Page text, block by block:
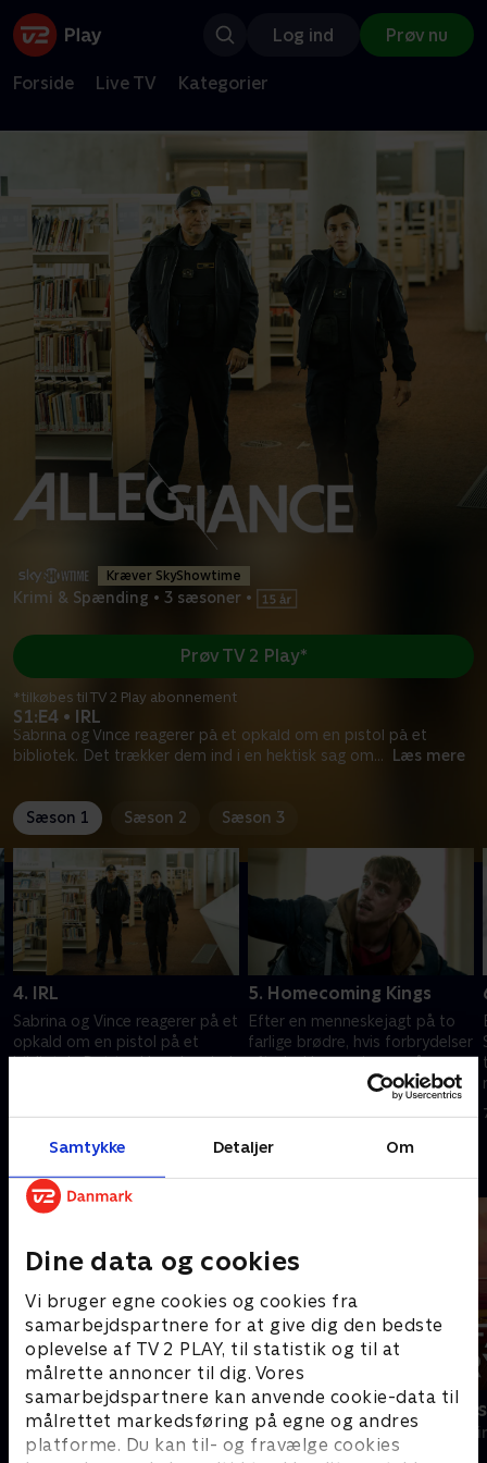
Samtykke Detaljer Om
Dine data og cookies
Vi bruger egne cookies og cookies fra
samarbejdspartnere for at give dig den bedste
oplevelse af TV 2 PLAY, til statistik og til at
målrette annoncer til dig. Vores
samarbejdspartnere kan anvende cookie-data til
målrettet markedsføring på egne og andres
platforme. Du kan til- og fravælge cookies
Log ind Prøv nu
Forside Live TV Kategorier
Kræver SkyShowtime
Krimi & Spænding • 3 sæsoner •
S1:E4 • IRL
Sabrina og Vince reagerer på et opkald om en pistol på et
bibliotek. Det trækker dem ind i en hektisk sag om... Læs mere
Prøv TV 2 Play*
*tilkøbes til TV 2 Play abonnement
Sæson 1 Sæson 2 Sæson 3
4. IRL
Sabrina og Vince reagerer på et
opkald om en pistol på et
bibliotek. Det trækker dem ind
5. Homecoming Kings
Efter en menneskejagt på to
farlige brødre, hvis forbrydelser
efterlod langvarige ar på
samfundet, hjemsøges Vince
stadig af fortrydelser.
Velkommen hjem til mord
Krimi & Spænding • 1 sæsoner
Farligt
Krimi &